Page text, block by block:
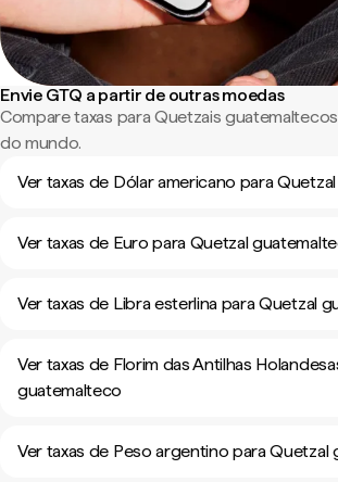
Envie GTQ a partir de outras moedas
Compare taxas para Quetzais
do mundo.
Ver taxas de Dólar americano para
Ver taxas de Euro para Quetzal
Ver taxas de Libra esterlina para Quetzal
Ver taxas de Florim das Antilhas
guatemalteco
Ver taxas de Peso argentino para Quetzal